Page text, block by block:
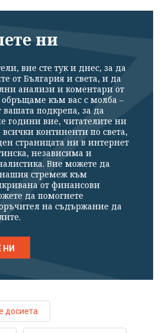
ни
вие сте тук и днес, за да
от България и света, и да
анализи и коментари от
обръщаме към вас с молба –
подкрепа, за да
години вие, читателите ни
континенти по света,
страницата ни в интернет
независима и
Вие можете да
нашия стремеж към
от финансови
да помогнете
на съдържание да
НИ
досиета